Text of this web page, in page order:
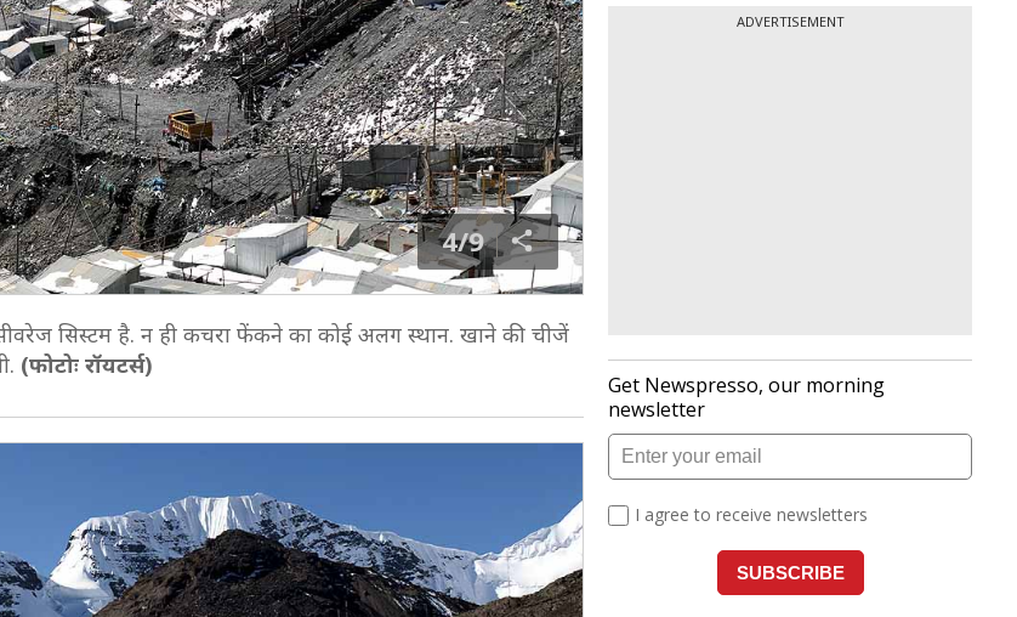
4/9
सिस्टम है. न ही कचरा फेंकने का कोई अलग स्थान. खाने की चीजें
(फोटोः रॉयटर्स)
ADVERTISEMENT